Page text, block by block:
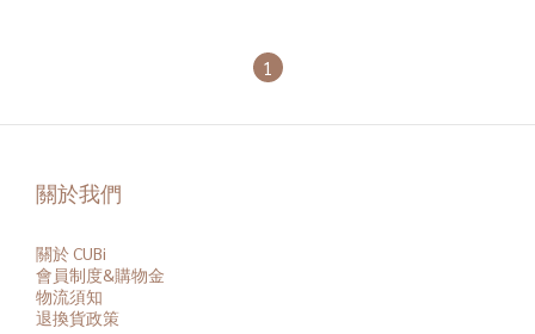
1
關於我們
關於 CUBi
會員制度&購物金
物流須知
退換貨政策